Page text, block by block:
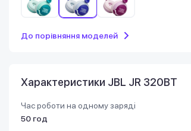
До порівняння моделей
Характеристики JBL JR 320BT
Час роботи на одному заряді
50 год